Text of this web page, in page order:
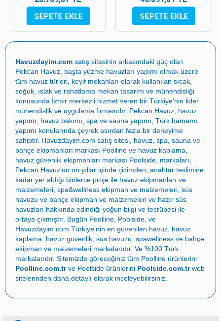
Havuzdayim.com satış sitesinin arkasındaki güç olan
Pekcan Havuz , başta yüzme havuzları yapımı olmak üzere
tüm havuz türleri, keyif mekanları olarak kullanılan sıcak,
soğuk, ıslak ve rahatlama mekan tasarım ve mühendisliği
konusunda İzmir merkezli hizmet veren bir Türkiye'nin lider
mühendislik ve uygulama firmasıdır. Pekcan Havuz havuz
yapımı
havuz bakımı spa ve sauna yapımı Türk hamamı
yapımı konularında çeyrek asırdan fazla bir deneyime
sahiptir. Havuzdayim.com satış sitesi, havuz, spa, sauna ve
bahçe ekipmanları markası Poolline ve havuz kaplama,
havuz güvenlik ekipmanları markası Poolside , markaları,
Pekcan Havuz'un on yıllar içinde çizimden, anahtar teslimine
kadar yer aldığı binlerce proje ile havuz ekipmanları ve
malzemeleri spa&wellness ekipman ve malzemeleri süs
havuzu ve bahçe ekipman ve malzemeleri ve hazır süs
havuzları hakkında edindiği yoğun bilgi ve tecrübesi ile
ortaya çıkmıştır. Bugün Poolline Poolside , ve
Havuzdayim.com Türkiye'nin en güvenilen havuz havuz
kaplama
havuz güvenlik süs havuzu spawellness ve bahçe
ekipman ve malzemeleri markalarıdır. Ve %100 Türk
markalarıdır. Sitemizde göreceğiniz tüm Poolline ürünlerini
Poolline.com.trve Poolside ürünlerini Poolside.com.trweb
sitelerinden daha detaylı olarak inceleyebilirsiniz.